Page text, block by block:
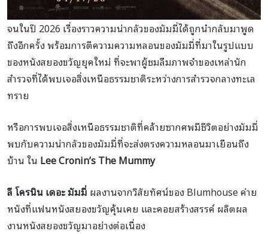
จนในปี 2026 เรื่องราวความน่ากลัวของมัมมี่ได้ถูกนำกลับมาพูด
ถึงอีกครั้ง พร้อมการตีความความหลอนของมัมมี่ที่มาในรูปแบบ
ของหนังสยองขวัญยุคใหม่ ที่จะพาผู้ชมลืมภาพจำของเหล่านัก
สำรวจที่ได้พบเจอสิ่งเหนือธรรมชาติระหว่างการสำรวจกลางทะเล
ทราย
หรือการพบเจอสิ่งเหนือธรรมชาติที่คล้ายซากศพมีชีวิตอย่างมัมมี่
พบกับความน่ากลัวของมัมมี่ที่จะส่งตรงความหลอนมาเยือนถึง
บ้าน ใน Lee Cronin’s The Mummy
ลี โครนิน เดอะ มัมมี่ ผลงานจากวิสัยทัศน์ของ Blumhouse ค่าย
หนังที่แฟนหนังสยองขวัญคุ้นเคย และคอยสร้างสรรค์ ผลิตผล
งานหนังสยองขวัญมาอย่างต่อเนื่อง